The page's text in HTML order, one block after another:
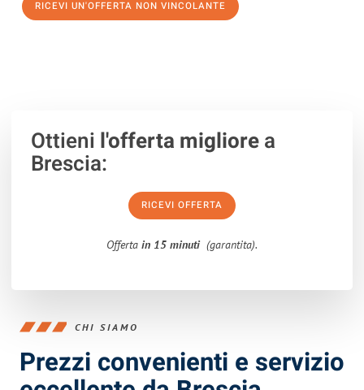
RICEVI UN'OFFERTA NON VINCOLANTE
Ottieni l'offerta migliorea
Brescia:
RICEVI OFFERTA
Offerta in 15 minuti (garantita).
CHI SIAMO
Prezzi convenienti e servizio